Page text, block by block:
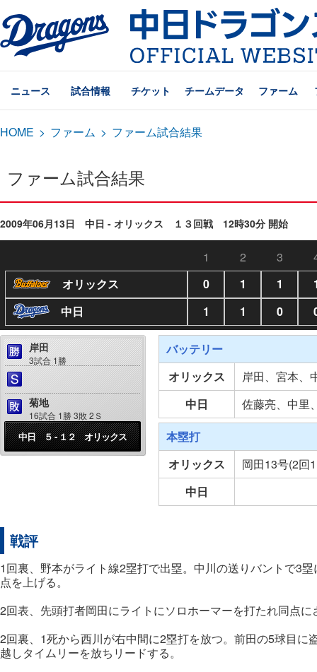
ニュース 試合情報 チケット チームデータ ファーム
HOME > ファーム > ファーム試合結果
ファーム試合結果
2009年06月13日 中日 - オリックス １３回戦 12時30分 開始
1 2 3
オリックス
0 1 1
中日
1 1 0
岸田
3試合 1勝
菊地
16試合 1勝 3敗 2Ｓ
中日 ５ - １２ オリックス
バッテリー
オリックス
岸田、宮本、
中日
佐藤亮、中里
本塁打
オリックス
岡田13号(2回
中日
戦評
1回裏、野本がライト線2塁打で出塁。中川の送りバントで3
点を上げる。
2回表、先頭打者岡田にライトにソロホーマーを打たれ同点に
2回裏、1死から西川が右中間に2塁打を放つ。前田の5球目
越しタイムリーを放ちリードする。